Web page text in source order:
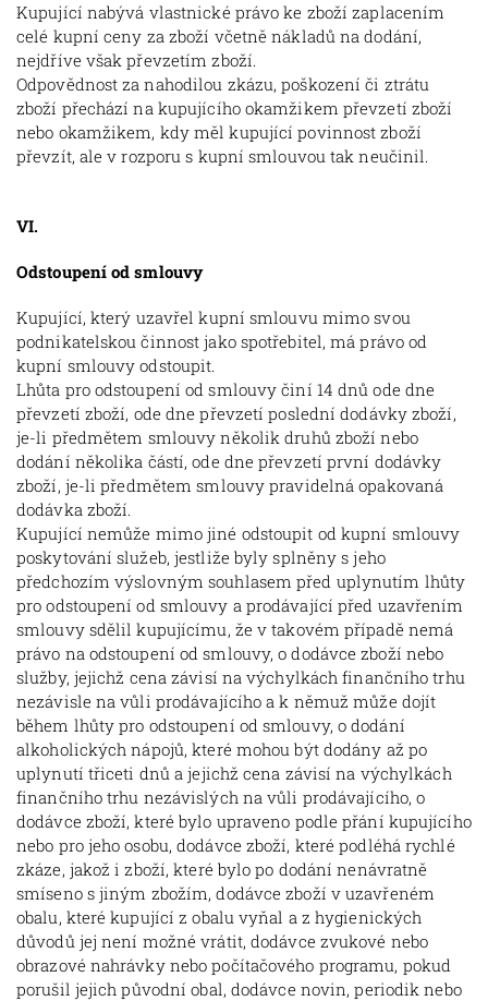
Kupující nabývá vlastnické právo ke zboží zaplacením
celé kupní ceny za zboží včetně nákladů na dodání,
nejdříve však převzetím zboží.
Odpovědnost za nahodilou zkázu, poškození či ztrátu
zboží přechází na kupujícího okamžikem převzetí zboží
nebo okamžikem, kdy měl kupující povinnost zboží
převzít, ale v rozporu s kupní smlouvou tak neučinil.
VI.
Odstoupení od smlouvy
Kupující, který uzavřel kupní smlouvu mimo svou
podnikatelskou činnost jako spotřebitel, má právo od
kupní smlouvy odstoupit.
Lhůta pro odstoupení od smlouvy činí 14 dnů ode dne
převzetí zboží, ode dne převzetí poslední dodávky zboží,
je-li předmětem smlouvy několik druhů zboží nebo
dodání několika částí, ode dne převzetí první dodávky
zboží, je-li předmětem smlouvy pravidelná opakovaná
dodávka zboží.
Kupující nemůže mimo jiné odstoupit od kupní smlouvy
poskytování služeb, jestliže byly splněny s jeho
předchozím výslovným souhlasem před uplynutím lhůty
pro odstoupení od smlouvy a prodávající před uzavřením
smlouvy sdělil kupujícímu, že v takovém případě nemá
právo na odstoupení od smlouvy, o dodávce zboží nebo
služby, jejichž cena závisí na výchylkách finančního trhu
nezávisle na vůli prodávajícího a k němuž může dojít
během lhůty pro odstoupení od smlouvy, o dodání
alkoholických nápojů, které mohou být dodány až po
uplynutí třiceti dnů a jejichž cena závisí na výchylkách
finančního trhu nezávislých na vůli prodávajícího, o
dodávce zboží, které bylo upraveno podle přání kupujícího
nebo pro jeho osobu, dodávce zboží, které podléhá rychlé
zkáze, jakož i zboží, které bylo po dodání nenávratně
smíseno s jiným zbožím, dodávce zboží v uzavřeném
obalu, které kupující z obalu vyňal a z hygienických
důvodů jej není možné vrátit, dodávce zvukové nebo
obrazové nahrávky nebo počítačového programu, pokud
porušil jejich původní obal, dodávce novin, periodik nebo